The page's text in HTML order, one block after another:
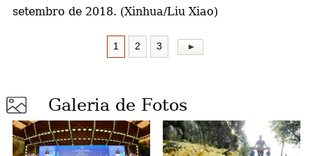
setembro de 2018. (Xinhua/Liu Xiao)
1 2 3
Galeria de Fotos